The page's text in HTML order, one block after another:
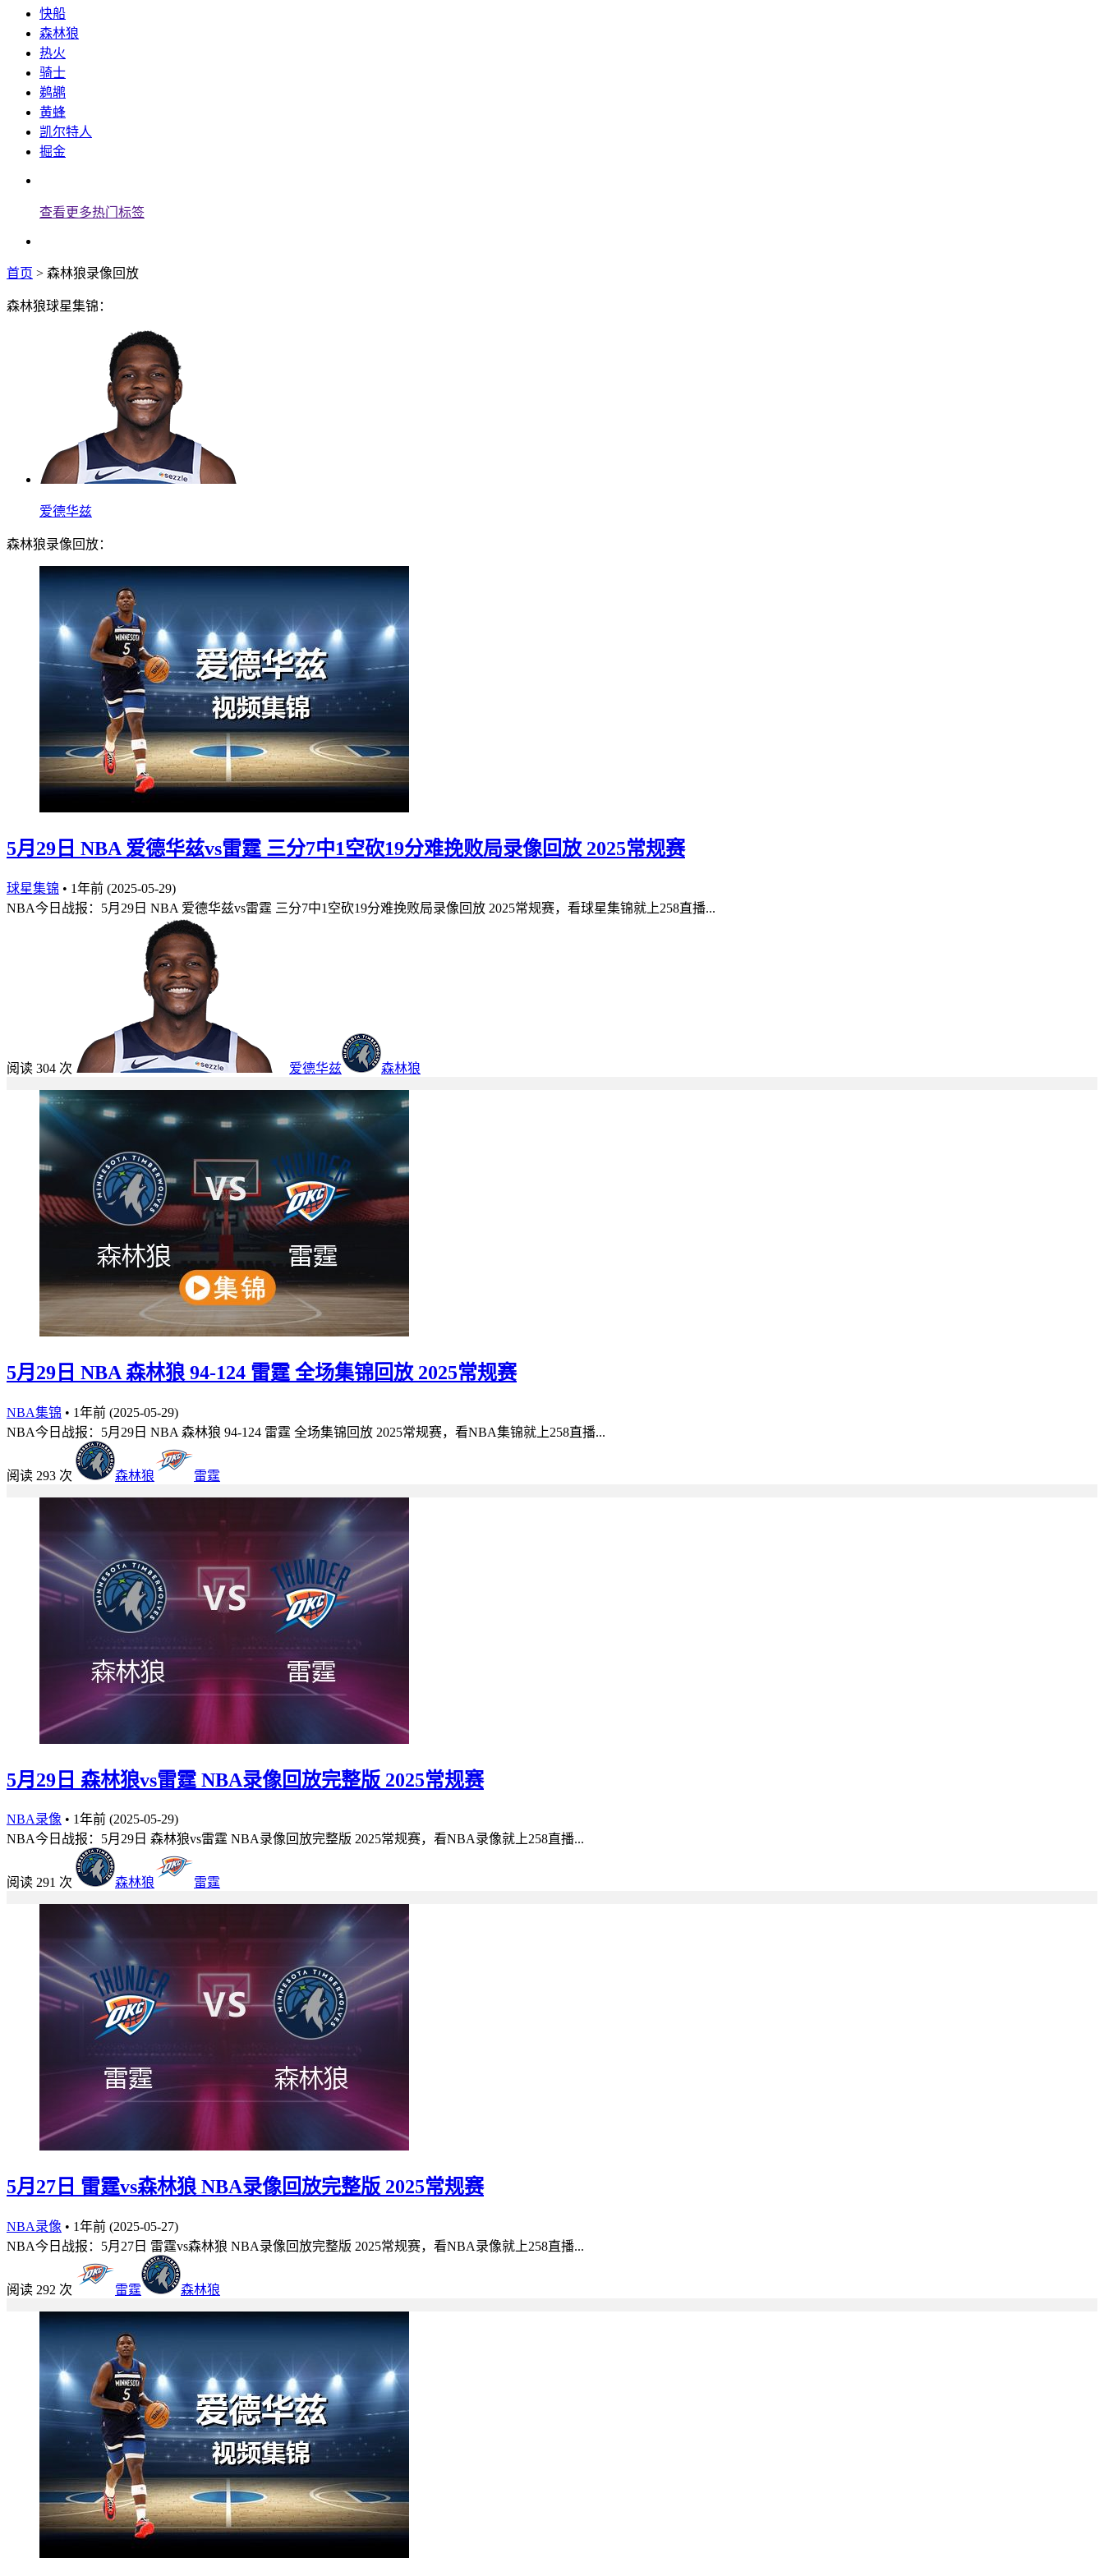
快船
森林狼
热火
骑士
鹈鹕
黄蜂
凯尔特人
掘金
查看更多热门标签
首页 > 森林狼录像回放
森林狼球星集锦：
爱德华兹
森林狼录像回放：
5月29日 NBA 爱德华兹vs雷霆 三分7中1空砍19分难挽败局录像回放 2025常规赛
球星集锦 • 1年前 (2025-05-29)
NBA今日战报：5月29日 NBA 爱德华兹vs雷霆 三分7中1空砍19分难挽败局录像回放 2025常规赛，看球星集锦就上258直播...
阅读 304 次 爱德华兹 森林狼
5月29日 NBA 森林狼 94-124 雷霆 全场集锦回放 2025常规赛
NBA集锦 • 1年前 (2025-05-29)
NBA今日战报：5月29日 NBA 森林狼 94-124 雷霆 全场集锦回放 2025常规赛，看NBA集锦就上258直播...
阅读 293 次 森林狼 雷霆
5月29日 森林狼vs雷霆 NBA录像回放完整版 2025常规赛
NBA录像 • 1年前 (2025-05-29)
NBA今日战报：5月29日 森林狼vs雷霆 NBA录像回放完整版 2025常规赛，看NBA录像就上258直播...
阅读 291 次 森林狼 雷霆
5月27日 雷霆vs森林狼 NBA录像回放完整版 2025常规赛
NBA录像 • 1年前 (2025-05-27)
NBA今日战报：5月27日 雷霆vs森林狼 NBA录像回放完整版 2025常规赛，看NBA录像就上258直播...
阅读 292 次 雷霆 森林狼